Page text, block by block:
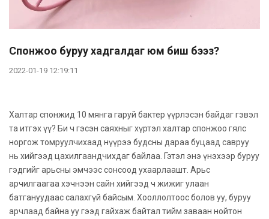
Спонжоо буруу хадгалдаг юм биш бээз?
2022-01-19 12:19:11
Халтар спонжид 10 мянга гаруй бактер үүрлэсэн байдаг гэвэл
та итгэх үү? Би ч гэсэн саяхныг хүртэл халтар спонжоо гялс
норгож томруулчихаад нүүрээ будсны дараа буцаад савруу
нь хийгээд цахилгаандчихдаг байлаа. Гэтэл энэ үнэхээр буруу
гэдгийг арьсны эмчээс сонсоод ухаарлаашт. Арьс
арчилгаагаа хэчнээн сайн хийгээд ч жижиг улаан
батгануудаас салахгүй байсым. Хооллолтоос болов уу, буруу
арчлаад байна уу гээд гайхаж байтал тийм заваан нойтон